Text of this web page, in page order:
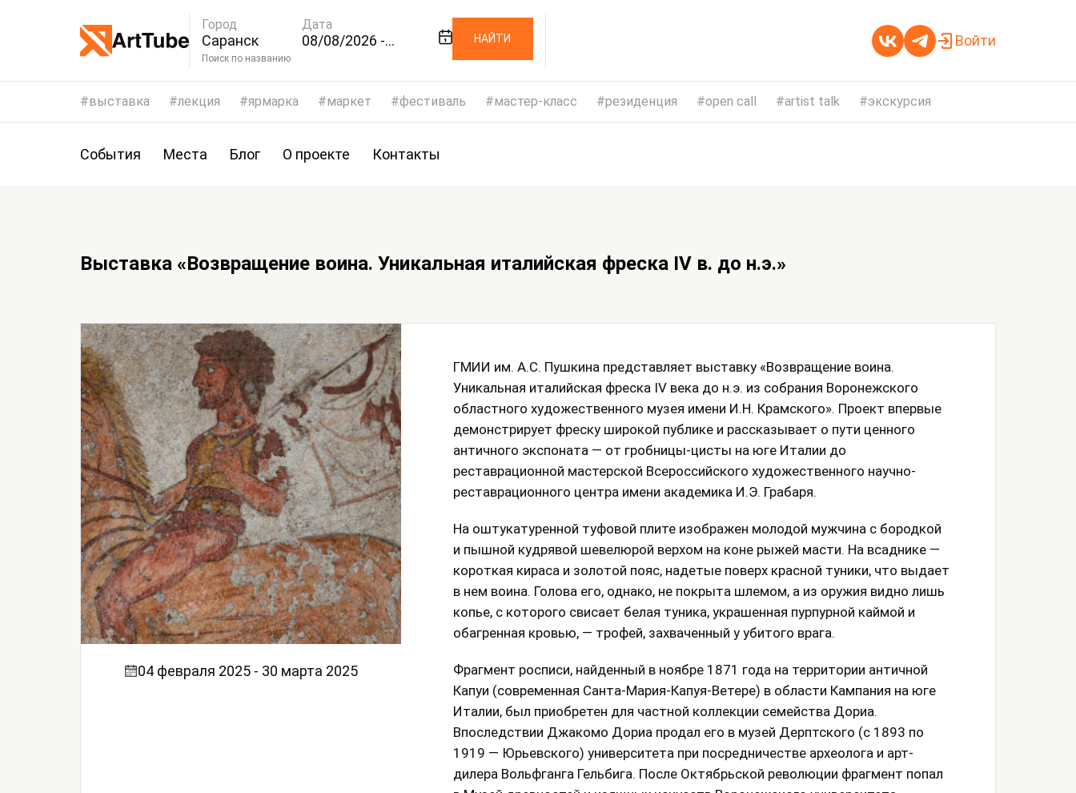
Город
Саранск
Дата
08/08/2026 -
Поиск по названию
НАЙТИ Войти
выставка лекция ярмарка маркет фестиваль мастер-класс резиденция open call artist talk экскурсия
События Места Блог О проекте Контакты
Выставка «Возвращение воина. Уникальная италийская фреска IV в. до н.э.»
04 февраля 2025 - 30 марта 2025
ГМИИ им. А.С. Пушкина представляет выставку «Возвращение воина.
Уникальная италийская фреска IV века до н.э. из собрания Воронежского
областного художественного музея имени И.Н. Крамского». Проект впервые
демонстрирует фреску широкой публике и рассказывает о пути ценного
античного экспоната — от гробницы-цисты на юге Италии до
реставрационной мастерской Всероссийского художественного научно-
реставрационного центра имени академика И.Э. Грабаря.
На оштукатуренной туфовой плите изображен молодой мужчина с бородкой
и пышной кудрявой шевелюрой верхом на коне рыжей масти. На всаднике —
короткая кираса и золотой пояс, надетые поверх красной туники, что выдает
в нем воина. Голова его, однако, не покрыта шлемом, а из оружия видно лишь
копье, с которого свисает белая туника, украшенная пурпурной каймой и
обагренная кровью, — трофей, захваченный у убитого врага.
Фрагмент росписи, найденный в ноябре 1871 года на территории античной
Капуи (современная Санта-Мария-Капуя-Ветере) в области Кампания на юге
Италии, был приобретен для частной коллекции семейства Дориа.
Впоследствии Джакомо Дориа продал его в музей Дерптского (с 1893 по
1919 — Юрьевского) университета при посредничестве археолога и арт-
дилера Вольфганга Гельбига. После Октябрьской революции фрагмент попал